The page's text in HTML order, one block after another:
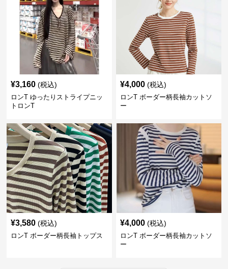
¥3,160 (税込)
ロンT ゆったりストライプニッ
トロンT
¥4,000 (税込)
ロンT ボーダー柄長袖カットソ
ー
¥3,580 (税込)
ロンT ボーダー柄長袖トップス
¥4,000 (税込)
ロンT ボーダー柄長袖カットソ
ー